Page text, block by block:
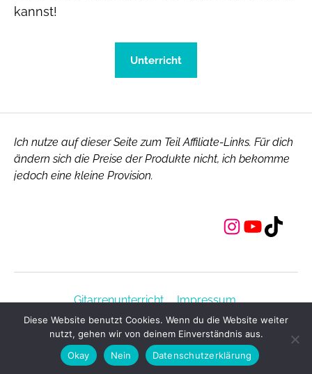
kannst!
Unterricht
Ich nutze auf dieser Seite zum Teil Affiliate-Links. Für dich
ändern sich die Preise der Produkte nicht, ich bekomme
jedoch eine kleine Provision.
Instagram
YouTube
TikTok
Gitarrenunterricht.
Impressum.
Datenschutzerklärung.
Kontakt.
© 2026Till Pera
Diese Website benutzt Cookies. Wenn du die Website weiter
nutzt, gehen wir von deinem Einverständnis aus.
Okay
Nein Datenschutzerklärung